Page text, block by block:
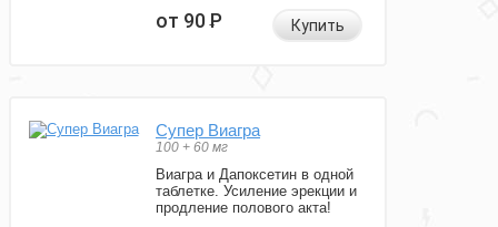
от 90Р Купить
Супер Виагра
100 + 60 мг
Виагра и Дапоксетин в одной
таблетке. Усиление эрекции и
продление полового акта!